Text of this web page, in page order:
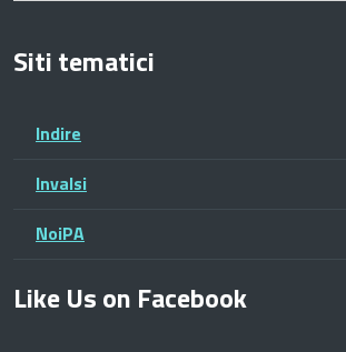
Siti tematici
Indire
Invalsi
NoiPA
Like Us on Facebook